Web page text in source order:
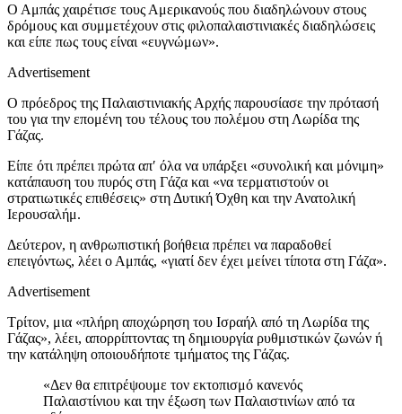
Ο Αμπάς χαιρέτισε τους Αμερικανούς που διαδηλώνουν στους
δρόμους και συμμετέχουν στις φιλοπαλαιστινιακές διαδηλώσεις
και είπε πως τους είναι «ευγνώμων».
Advertisement
Ο πρόεδρος της Παλαιστινιακής Αρχής παρουσίασε την πρότασή
του για την επομένη του τέλους του πολέμου στη Λωρίδα της
Γάζας.
Είπε ότι πρέπει πρώτα απ′ όλα να υπάρξει «συνολική και μόνιμη»
κατάπαυση του πυρός στη Γάζα και «να τερματιστούν οι
στρατιωτικές επιθέσεις» στη Δυτική Όχθη και την Ανατολική
Ιερουσαλήμ.
Δεύτερον, η ανθρωπιστική βοήθεια πρέπει να παραδοθεί
επειγόντως, λέει ο Αμπάς, «γιατί δεν έχει μείνει τίποτα στη Γάζα».
Advertisement
Τρίτον, μια «πλήρη αποχώρηση του Ισραήλ από τη Λωρίδα της
Γάζας», λέει, απορρίπτοντας τη δημιουργία ρυθμιστικών ζωνών ή
την κατάληψη οποιουδήποτε τμήματος της Γάζας.
«Δεν θα επιτρέψουμε τον εκτοπισμό κανενός
Παλαιστίνιου και την έξωση των Παλαιστινίων από τα